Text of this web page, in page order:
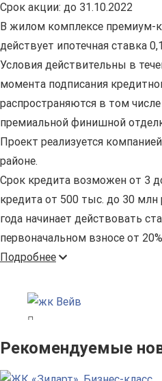
Срок акции: до 31.10.2022
В жилом комплексе премиум-
действует ипотечная ставка
Условия действительны в
момента подписания
распространяются в том
премиальной финишной
Проект реализуется
районе.
Срок кредита возможен от 3
кредита от 500 тыс. до 30 млн
года начинает действовать
первоначальном взносе от
Подробнее
Рекомендуемые